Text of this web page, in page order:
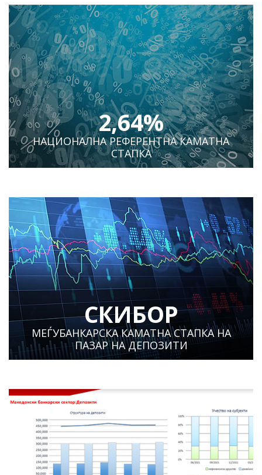
2,64%
НАЦИОНАЛНА РЕФЕРЕНТНА КАМАТНА
СТАПКА
СКИБОР
МЕЃУБАНКАРСКА КАМАТНА СТАПКА НА
ПАЗАР НА ДЕПОЗИТИ